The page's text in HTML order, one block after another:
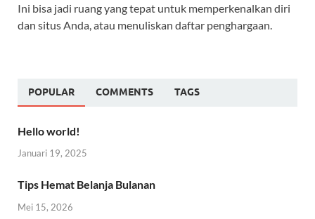
Ini bisa jadi ruang yang tepat untuk memperkenalkan diri
dan situs Anda, atau menuliskan daftar penghargaan.
POPULAR COMMENTS TAGS
Hello world!
Januari 19, 2025
Tips Hemat Belanja Bulanan
Mei 15, 2026